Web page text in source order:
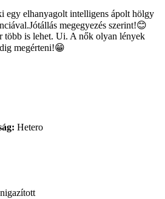
egy elhanyagolt intelligens ápolt hölgy
megegyezés szerint!😊
több is lehet. Ui. A nők olyan lények
megérteni!😁
Hetero